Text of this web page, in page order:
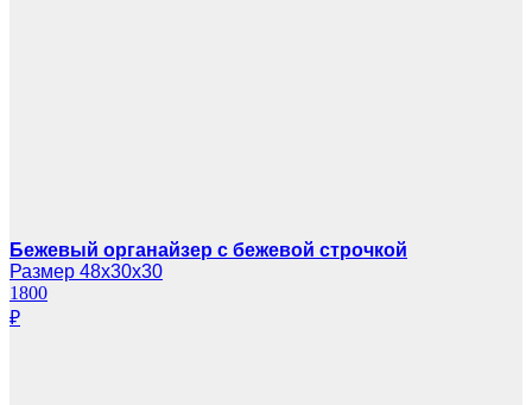
Бежевый органайзер с бежевой строчкой
Размер 48х30х30
1800
₽